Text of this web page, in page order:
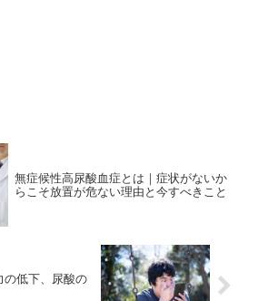
無症候性高尿酸血症とは｜症状がないか
らこそ放置が危ない理由と今すべきこと
の低下、尿酸の